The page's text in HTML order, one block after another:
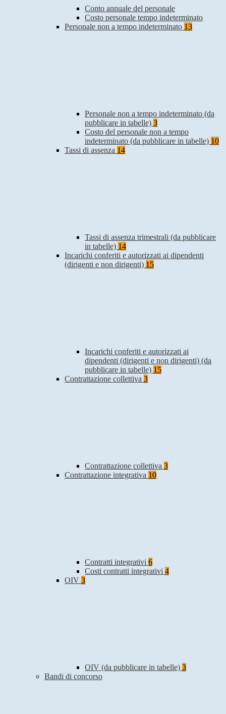
Conto annuale del personale
Costo personale tempo indeterminato
Personale non a tempo indeterminato 13
Personale non a tempo indeterminato (da
pubblicare in tabelle) 3
Costo del personale non a tempo
indeterminato (da pubblicare in tabelle) 10
Tassi di assenza 14
Tassi di assenza trimestrali (da pubblicare
in tabelle) 14
Incarichi conferiti e autorizzati ai dipendenti
(dirigenti e non dirigenti) 15
Incarichi conferiti e autorizzati ai
dipendenti (dirigenti e non dirigenti) (da
pubblicare in tabelle) 15
Contrattazione collettiva 3
Contrattazione collettiva 3
Contrattazione integrativa 10
Contratti integrativi 6
Costi contratti integrativi 4
OIV 3
OIV (da pubblicare in tabelle) 3
Bandi di concorso